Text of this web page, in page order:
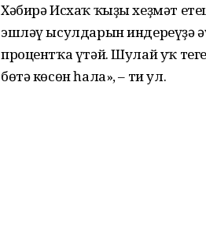
Хәбирә Исхаҡ ҡыҙы хеҙмәт
эшләү ысулдарын индереүҙә
процентҡа үтәй. Шулай уҡ
бөтә көсөн һала», – ти ул.